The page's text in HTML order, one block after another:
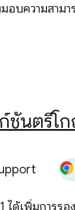
มอบความสา
ชันตรีโ
ได้เพิ่มการร